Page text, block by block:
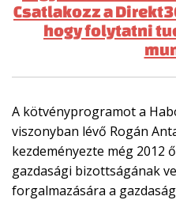
Csatlakozz a
hogy folytatni
A kötvényprogramot a
viszonyban lévő Rogán
kezdeményezte még 2012
gazdasági bizottságának
forgalmazására a